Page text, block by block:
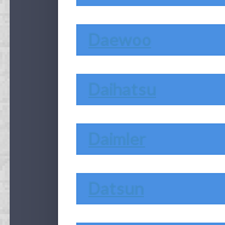
Daewoo
Daihatsu
Daimler
Datsun